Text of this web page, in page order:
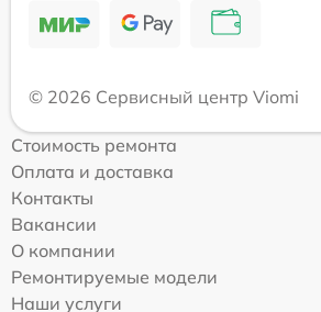
© 2026 Сервисный центр Viomi
Стоимость ремонта
Оплата и доставка
Контакты
Вакансии
О компании
Ремонтируемые модели
Наши услуги